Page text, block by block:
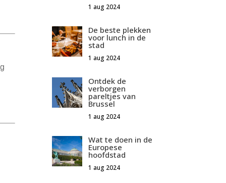
1 aug 2024
De beste plekken
voor lunch in de
stad
1 aug 2024
Ontdek de
verborgen
pareltjes van
Brussel
1 aug 2024
Wat te doen in de
Europese
hoofdstad
1 aug 2024